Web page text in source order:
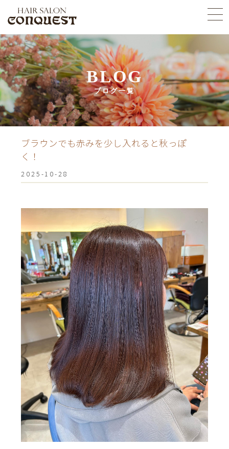
BLOG
ブログ一覧
ブラウンでも赤みを少し入れると秋っぽ
く！
2025-10-28